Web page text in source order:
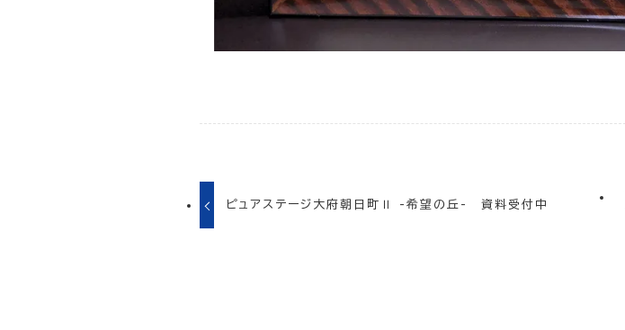
ピュアステージ大府朝日町Ⅱ -希望の丘- 資料受付中